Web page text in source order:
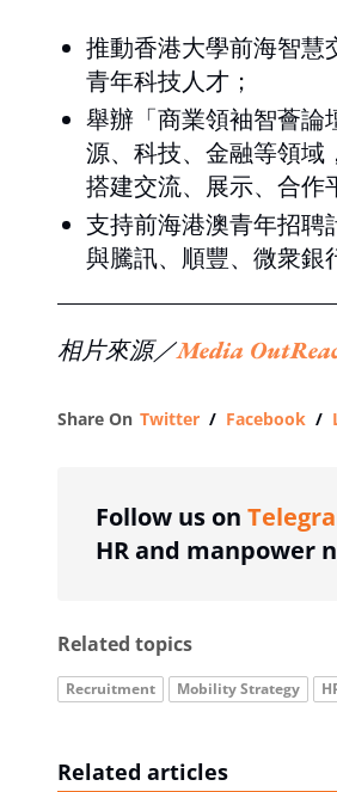
推動香港大學前海智慧
青年科技人才；
舉辦「商業領袖智薈論
源、科技、金融等領域
搭建交流、展示、合作
支持前海港澳青年招聘
與騰訊、順豐、微衆銀
相片來源／Media
Share On Twitter / Facebook /
Follow us on
HR and manpower
Related topics
Recruitment Mobility Strategy
Related articles